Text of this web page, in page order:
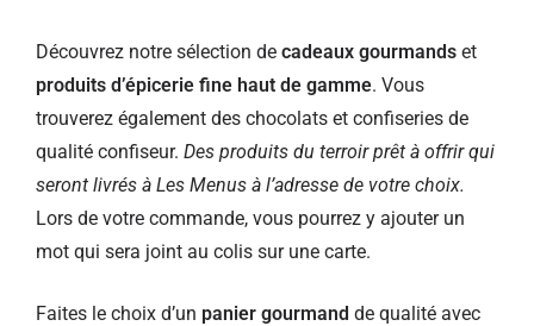
Découvrez notre sélection de cadeaux gourmands et
produits d’épicerie fine haut de gamme. Vous
trouverez également des chocolats et confiseries de
qualité confiseur. Des produits du terroir prêt à offrir qui
seront livrés à Les Menus à l’adresse de votre choix.
Lors de votre commande, vous pourrez y ajouter un
mot qui sera joint au colis sur une carte.
Faites le choix d’un panier gourmand de qualité avec